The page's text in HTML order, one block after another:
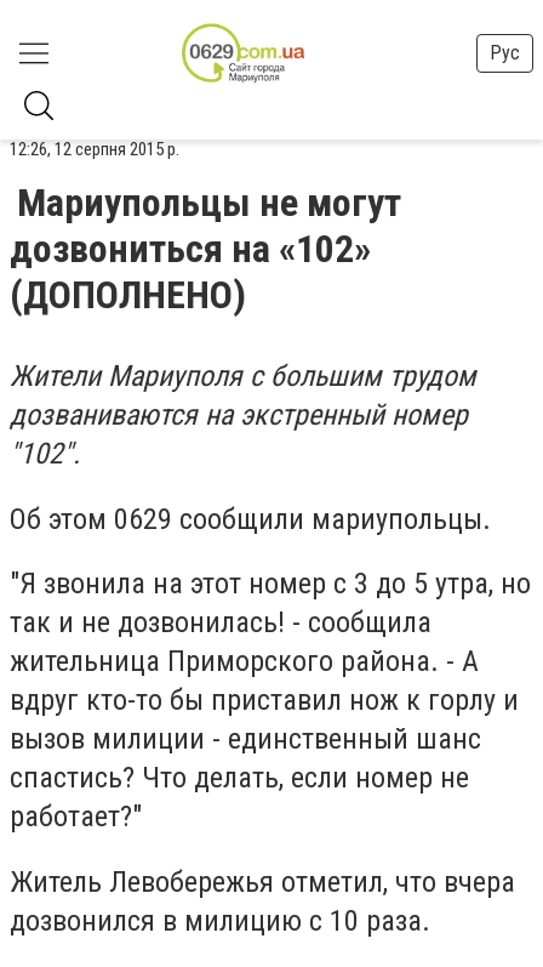
Рус
12:26, 12 серпня 2015 р.
Мариупольцы не могут
дозвониться на «102»
(ДОПОЛНЕНО)
Жители Мариуполя с большим трудом
дозваниваются на экстренный номер
"102".
Об этом 0629 сообщили мариупольцы.
"Я звонила на этот номер с 3 до 5 утра, но
так и не дозвонилась! - сообщила
жительница Приморского района. - А
вдруг кто-то бы приставил нож к горлу и
вызов милиции - единственный шанс
спастись? Что делать, если номер не
работает?"
Житель Левобережья отметил, что вчера
дозвонился в милицию с 10 раза.